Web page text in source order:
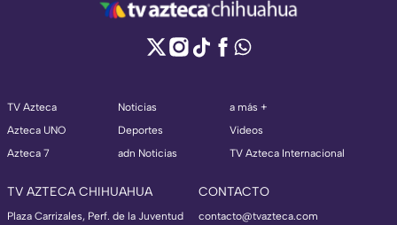
TV Azteca
Azteca UNO
Azteca 7
Noticias
Deportes
adn Noticias
a más +
Videos
TV Azteca Internacional
TV AZTECA CHIHUAHUA
Plaza Carrizales, Perf. de la Juventud
CONTACTO
contacto@tvazteca.com